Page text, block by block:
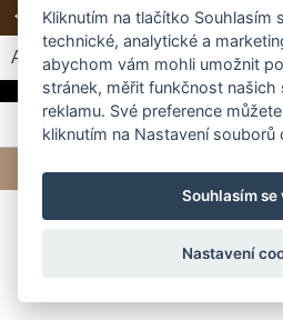
← Předchozí Další → Zpět do
Automatické procházení:3|4|5|
© 2026 eStránky.cz |
Kliknutím na tlačítko Souhlasím
technické, analytické a
abychom vám mohli umožnit
stránek, měřit funkčnost našich
reklamu. Své preference
kliknutím na Nastavení souborů
Souhlasím se
Nastavení